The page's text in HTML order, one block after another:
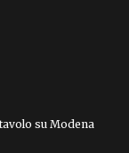
su Modena